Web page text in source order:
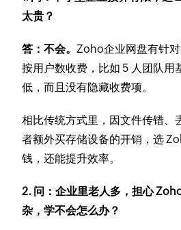
太贵？
答：不会。Zoho企业网盘有针
按用户数收费，比如 5 人团队用
低，而且没有隐藏收费项。
相比传统方式里，因文件传错、
者额外买存储设备的开销，选
钱，还能提升效率。
2. 问：企业里老人多，担心
杂，学不会怎么办？